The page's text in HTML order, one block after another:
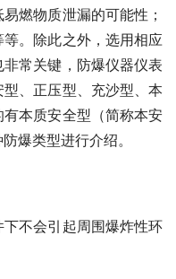
燃物质泄漏的可能性；
。除此之外，选用相应
常关键，防爆仪器仪表
、正压型、充沙型、本
本质安全型（简称本安
爆类型进行介绍。
不会引起周围爆炸性环